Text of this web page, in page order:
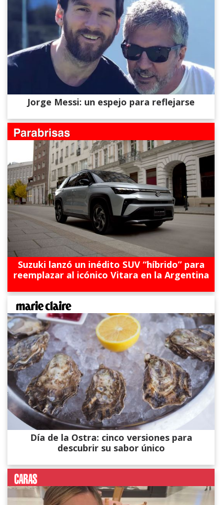
Jorge Messi: un espejo para reflejarse
Suzuki lanzó un inédito SUV “híbrido” para
reemplazar al icónico Vitara en la Argentina
Día de la Ostra: cinco versiones para
descubrir su sabor único